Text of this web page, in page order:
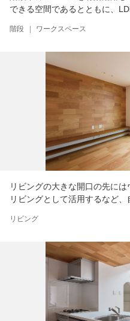
できる空間であるとともに、
階段 ワークスペース
リビングの大きな開口の先に
リビングとして活用するなど
リビング